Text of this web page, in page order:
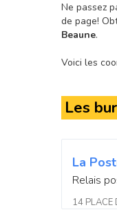
Ne passez
de page!
Beaune.
Voici les
Les
La
Relais
14 PLACE